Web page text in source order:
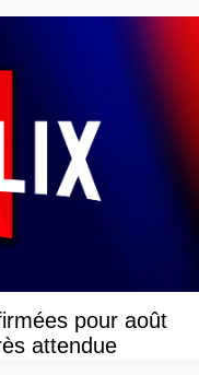
pour août
attendue